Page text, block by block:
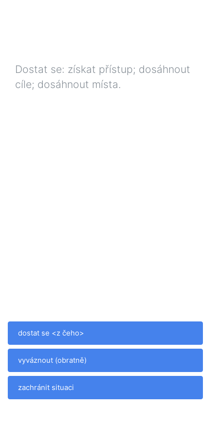
Dostat se: získat přístup; dosáhnout
cíle; dosáhnout místa.
dostat se <z čeho>
vyváznout (obratně)
zachránit situaci